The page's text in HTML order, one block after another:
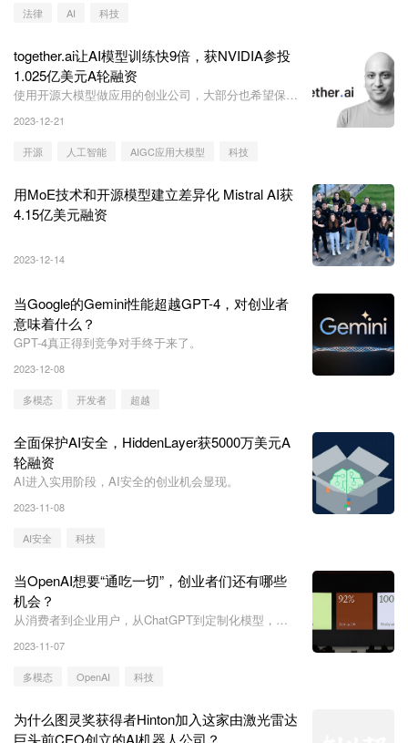
法律 AI 科技
together.ai让AI模型训练快9倍，获NVIDIA参投
1.025亿美元A轮融资
使用开源大模型做应用的创业公司，大部分也希望保持
低的AI云平台就非常需要。
2023-12-21
开源 人工智能 AIGC应用大模型 科技
用MoE技术和开源模型建立差异化 Mistral AI获
4.15亿美元融资
2023-12-14
当Google的Gemini性能超越GPT-4，对创业者
意味着什么？
GPT-4真正得到竞争对手终于来了。
2023-12-08
多模态 开发者 超越
全面保护AI安全，HiddenLayer获5000万美元A
轮融资
AI进入实用阶段，AI安全的创业机会显现。
2023-11-08
AI安全 科技
当OpenAI想要“通吃一切”，创业者们还有哪些
机会？
从消费者到企业用户，从ChatGPT到定制化模型，
2023-11-07
多模态 OpenAI 科技
为什么图灵奖获得者Hinton加入这家由激光雷达
巨头前CEO创立的AI机器人公司？